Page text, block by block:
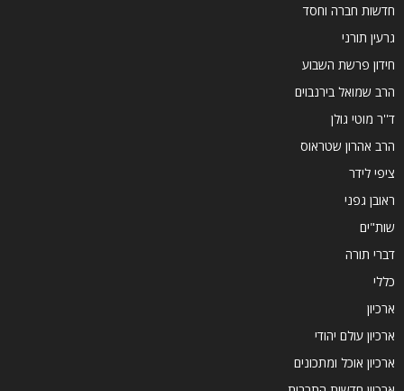
חדשות חברה וחסד
גרעין תורני
חידון פרשת השבוע
הרב שמואל בירנבוים
ד''ר מוטי גולן
הרב אהרון שטראוס
ציפי לידר
ראובן גפני
שות"ים
דברי תורה
כללי
ארכיון
ארכיון עולם יהודי
ארכיון אוכל ומתכונים